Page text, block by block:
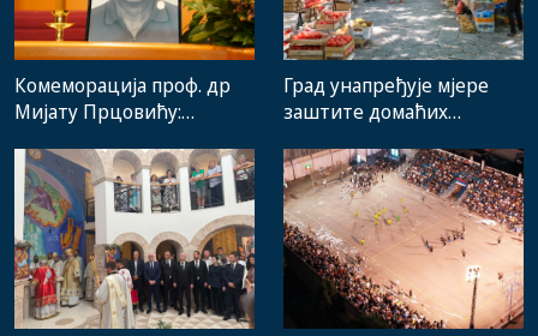
Комеморација проф. др
Мијату Прцовићу:
стручњака и човјека који
је Требиње носио у срцу
Град унапређује мјере
заштите домаћих
градске пијаце